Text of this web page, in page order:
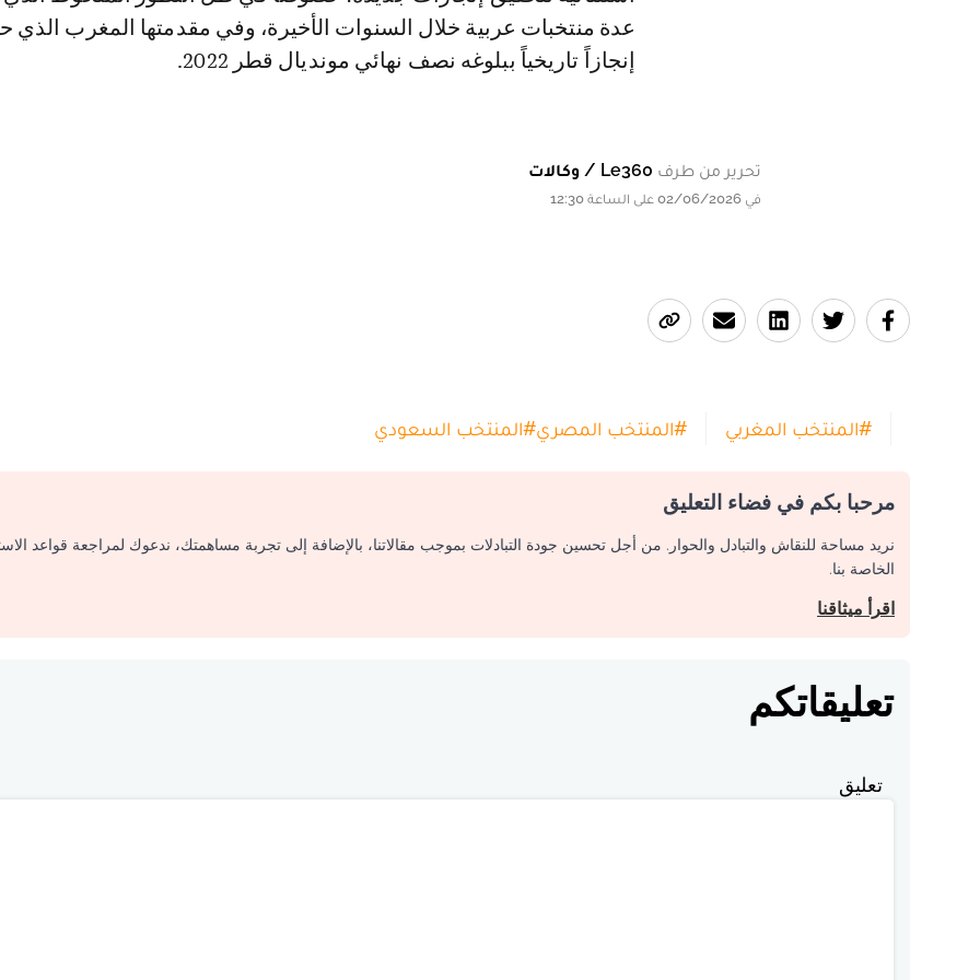
عدة منتخبات عربية خلال السنوات الأخيرة، وفي مقدمتها المغرب الذي
إنجازاً تاريخياً ببلوغه نصف نهائي مونديال قطر 2022.
تحرير من طرف Le360 / وكالات
في 02/06/2026 على الساعة 12:30
#المنتخب المغربي #المنتخب المصري#المنتخب السعودي
مرحبا بكم في فضاء التعليق
نريد مساحة للنقاش والتبادل والحوار. من أجل تحسين جودة التبادلات بموجب مقالاتنا، بالإضافة إلى تجربة مساهمتك، ندعوك لمراجعة قواعد
الخاصة بنا.
اقرأ ميثاقنا
تعليقاتكم
تعليق